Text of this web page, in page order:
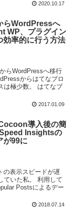
2020.10.17
らWordPressへ
WP、プラグイン
効率的に行う方法
らWordPressへ移行
からはてなブロ
は極少数。 はてなブ
2017.01.09
導入後の簡
Insightsの
が99に
の表示スピードが遅
ていた私。 利用して
Postsによるデー
2018.07.14